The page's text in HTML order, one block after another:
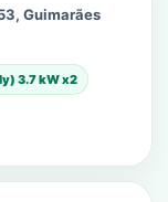
Guimarães
3.7 kW x2